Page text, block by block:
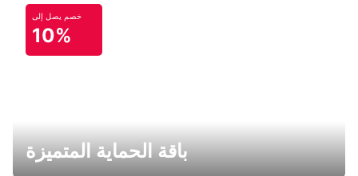
خصم يصل إلى
10%
باقة الحماية المتميزة